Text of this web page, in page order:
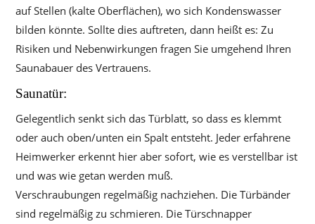
auf Stellen (kalte Oberflächen), wo sich Kondenswasser
bilden könnte. Sollte dies auftreten, dann heißt es: Zu
Risiken und Nebenwirkungen fragen Sie umgehend Ihren
Saunabauer des Vertrauens.
Saunatür:
Gelegentlich senkt sich das Türblatt, so dass es klemmt
oder auch oben/unten ein Spalt entsteht. Jeder erfahrene
Heimwerker erkennt hier aber sofort, wie es verstellbar ist
und was wie getan werden muß.
Verschraubungen regelmäßig nachziehen. Die Türbänder
sind regelmäßig zu schmieren. Die Türschnapper